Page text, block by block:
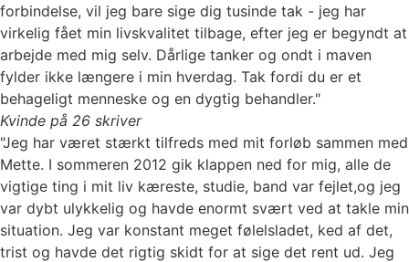
forbindelse, vil jeg bare sige dig tusinde tak - jeg har
virkelig fået min livskvalitet tilbage, efter jeg er begyndt at
arbejde med mig selv. Dårlige tanker og ondt i maven
fylder ikke længere i min hverdag. Tak fordi du er et
behageligt menneske og en dygtig behandler."
Kvinde på 26 skriver
"Jeg har været stærkt tilfreds med mit forløb sammen med
Mette. I sommeren 2012 gik klappen ned for mig, alle de
vigtige ting i mit liv kæreste, studie, band var fejlet,og jeg
var dybt ulykkelig og havde enormt svært ved at takle min
situation. Jeg var konstant meget følelsladet, ked af det,
trist og havde det rigtig skidt for at sige det rent ud. Jeg